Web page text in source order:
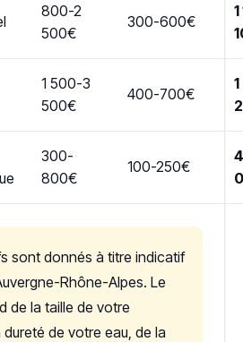
800-2
500€
300-600€
1 500-3
500€
400-700€
300-
800€
100-250€
sont donnés à titre indicatif
Rhône-Alpes. Le
de la taille de votre
de votre eau, de la